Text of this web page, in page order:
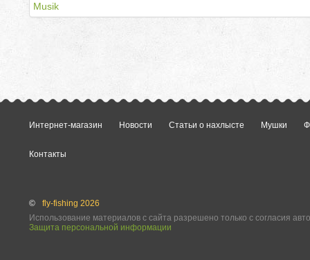
Musik
Интернет-магазин Новости Статьи о нахлысте Мушки
Контакты
©
fly-fishing 2026
Использование материалов с сайта разрешено только с согласия
Защита персональной информации